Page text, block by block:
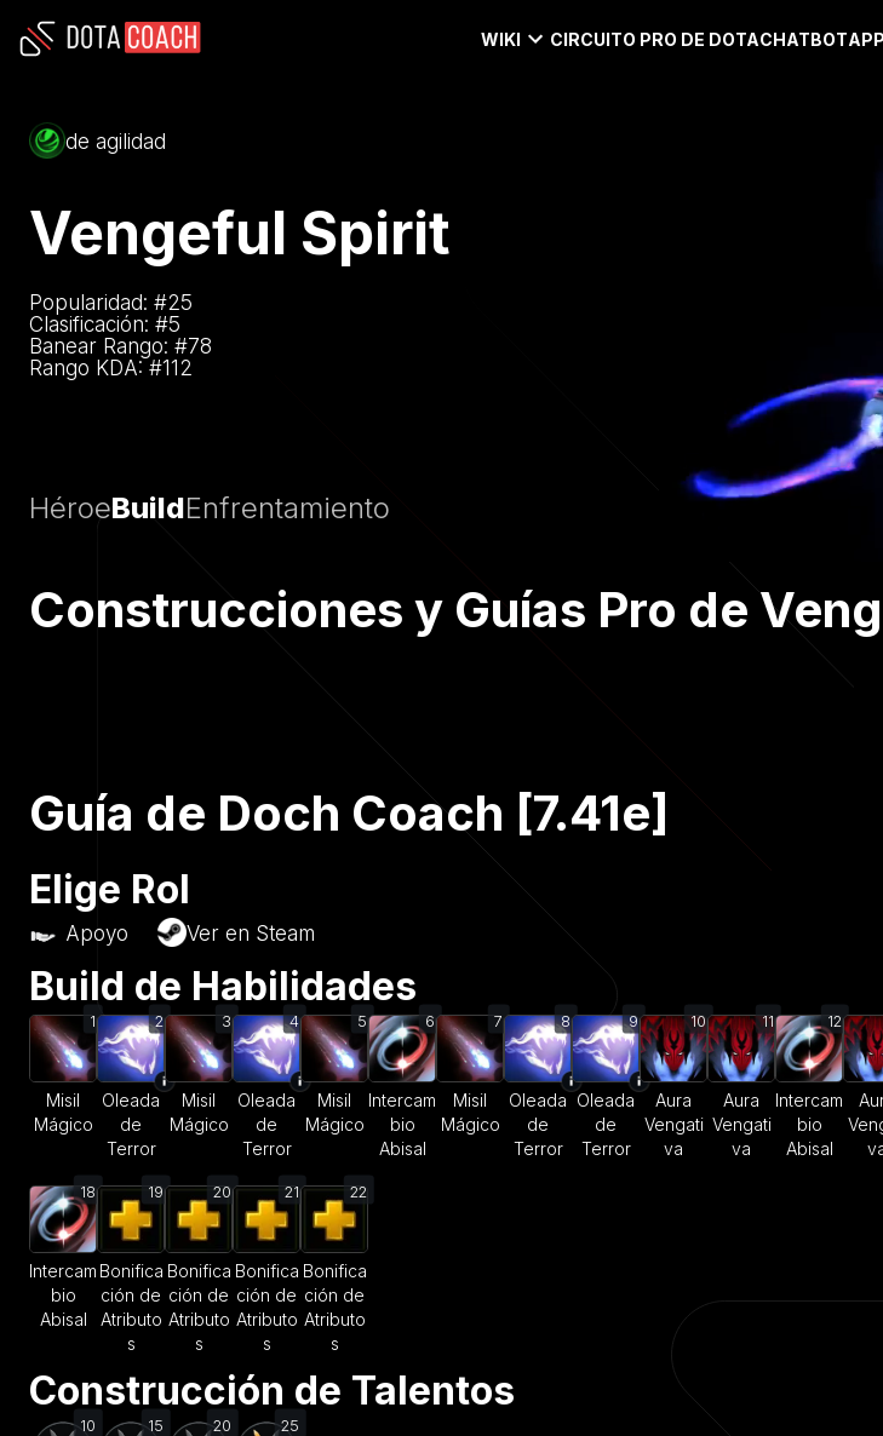
WIKI CIRCUITO PRO DE DOTACHATBOTAPP
de agilidad
Vengeful Spirit
Popularidad: #25
Clasificación: #5
Banear Rango: #78
Rango KDA: #112
HéroeBuildEnfrentamiento
Construcciones y Guías Pro de
Guía de Doch Coach [7.41e]
Elige Rol
Apoyo Ver en Steam
Build de Habilidades
1
Misil
Mágico
2
Oleada
de
Terror
3
Misil
Mágico
4
Oleada
de
Terror
5
Misil
Mágico
6
Intercam
bio
Abisal
7
Misil
Mágico
8
Oleada
de
Terror
9
Oleada
de
Terror
10
Aura
Vengati
va
11
Aura
Vengati
va
12
Intercam
bio
Abisal
18
Intercam
bio
Abisal
19
Bonifica
ción de
Atributo
s
20
Bonifica
ción de
Atributo
s
21
Bonifica
ción de
Atributo
s
22
Bonifica
ción de
Atributo
s
Construcción de Talentos
10 15 20 25